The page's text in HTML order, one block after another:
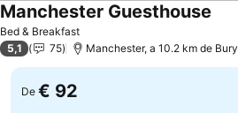
Bed & Breakfast
Manchester Guesthouse
5,1 75 Manchester, a 10.2 km de Bury
De € 92